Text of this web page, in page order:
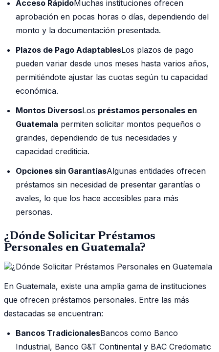
Acceso RápidoMuchas instituciones ofrecen
aprobación en pocas horas o días, dependiendo del
monto y la documentación presentada.
Plazos de Pago AdaptablesLos plazos de pago
pueden variar desde unos meses hasta varios años,
permitiéndote ajustar las cuotas según tu capacidad
económica.
Montos DiversosLos préstamos personales en
Guatemala permiten solicitar montos pequeños o
grandes, dependiendo de tus necesidades y
capacidad crediticia.
Opciones sin GarantíasAlgunas entidades ofrecen
préstamos sin necesidad de presentar garantías o
avales, lo que los hace accesibles para más
personas.
¿Dónde Solicitar Préstamos
Personales en Guatemala?
En Guatemala, existe una amplia gama de instituciones
que ofrecen préstamos personales. Entre las más
destacadas se encuentran:
Bancos TradicionalesBancos como Banco
Industrial, Banco G&T Continental y BAC Credomatic